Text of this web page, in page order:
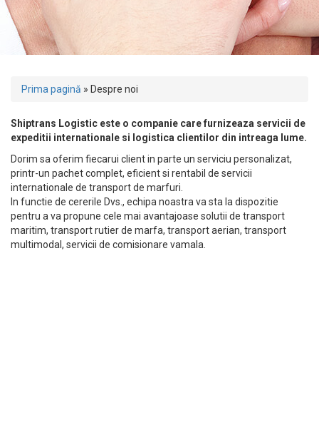
Prima pagină » Despre noi
Shiptrans Logistic este o companie care furnizeaza servicii de
expeditii internationale si logistica clientilor din intreaga lume.
Dorim sa oferim fiecarui client in parte un serviciu personalizat,
printr-un pachet complet, eficient si rentabil de servicii
internationale de transport de marfuri.
In functie de cererile Dvs., echipa noastra va sta la dispozitie
pentru a va propune cele mai avantajoase solutii de transport
maritim, transport rutier de marfa, transport aerian, transport
multimodal, servicii de comisionare vamala.